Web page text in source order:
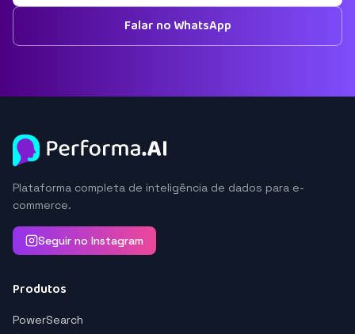
Falar no WhatsApp
Plataforma completa de inteligência de dados para e-
commerce.
Seguir no Instagram
Produtos
PowerSearch